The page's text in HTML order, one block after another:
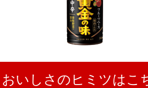
おいしさのヒミツはこ